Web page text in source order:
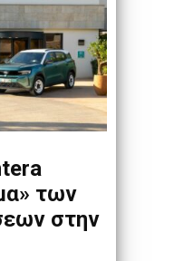
των
στην